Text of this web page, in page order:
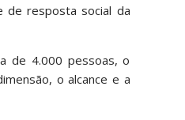
de resposta social da
de 4.000 pessoas, o
o alcance e a